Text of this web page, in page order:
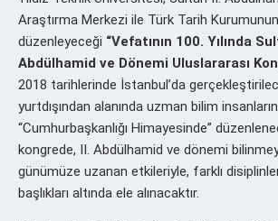
Araştırma Merkezi ile Türk Tarih
düzenleyeceği “Vefatının 100. Yılında
Abdülhamid ve Dönemi Uluslararası
2018 tarihlerinde İstanbul’da
yurtdışından alanında uzman bilim
“Cumhurbaşkanlığı Himayesinde”
kongrede, II. Abdülhamid ve dönemi
günümüze uzanan etkileriyle, farklı
başlıkları altında ele alınacaktır.